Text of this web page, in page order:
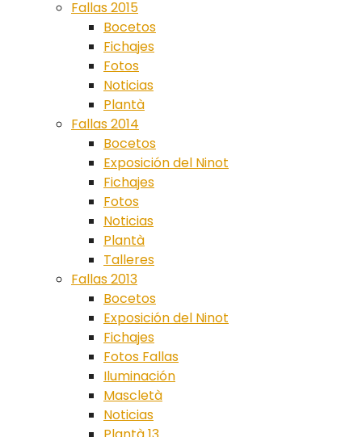
Fallas 2015
Bocetos
Fichajes
Fotos
Noticias
Plantà
Fallas 2014
Bocetos
Exposición del Ninot
Fichajes
Fotos
Noticias
Plantà
Talleres
Fallas 2013
Bocetos
Exposición del Ninot
Fichajes
Fotos Fallas
Iluminación
Mascletà
Noticias